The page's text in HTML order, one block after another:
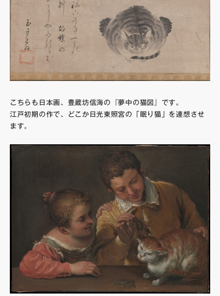
こちらも日本画、豊蔵坊信海の『夢中の猫図』です。
江戸初期の作で、どこか日光東照宮の「眠り猫」を連想させ
ます。